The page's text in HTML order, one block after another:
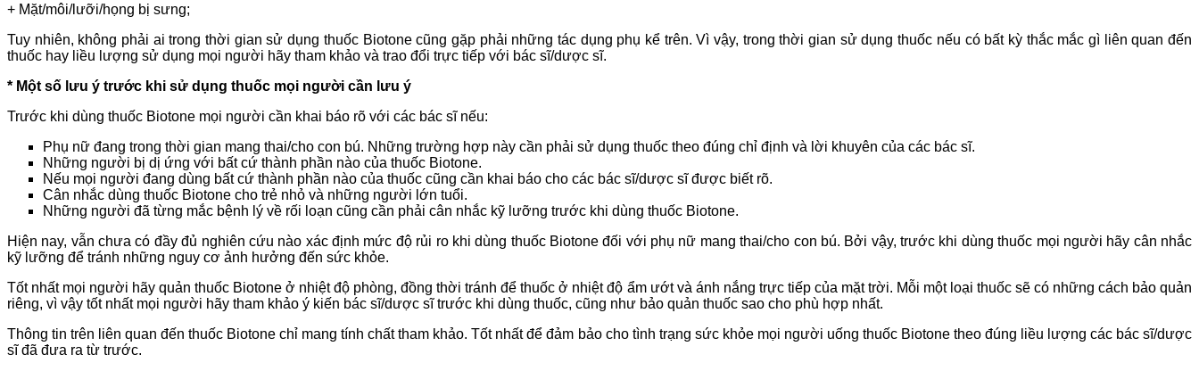
+ Mặt/môi/lưỡi/họng bị sưng;
Tuy nhiên, không phải ai trong thời gian sử dụng thuốc Biotone cũng gặp phải những tác dụng phụ kể trên. Vì vậy, trong thời gian sử dụng thuốc nếu có bất kỳ thắc mắc gì liên quan đến
thuốc hay liều lượng sử dụng mọi người hãy tham khảo và trao đổi trực tiếp với bác sĩ/dược sĩ.
* Một số lưu ý trước khi sử dụng thuốc mọi người cần lưu ý
Trước khi dùng thuốc Biotone mọi người cần khai báo rõ với các bác sĩ nếu:
Phụ nữ đang trong thời gian mang thai/cho con bú. Những trường hợp này cần phải sử dụng thuốc theo đúng chỉ định và lời khuyên của các bác sĩ.
Những người bị dị ứng với bất cứ thành phần nào của thuốc Biotone.
Nếu mọi người đang dùng bất cứ thành phần nào của thuốc cũng cần khai báo cho các bác sĩ/dược sĩ được biết rõ.
Cân nhắc dùng thuốc Biotone cho trẻ nhỏ và những người lớn tuổi.
Những người đã từng mắc bệnh lý về rối loạn cũng cần phải cân nhắc kỹ lưỡng trước khi dùng thuốc Biotone.
Hiện nay, vẫn chưa có đầy đủ nghiên cứu nào xác định mức độ rủi ro khi dùng thuốc Biotone đối với phụ nữ mang thai/cho con bú. Bởi vậy, trước khi dùng thuốc mọi người hãy cân nhắc
kỹ lưỡng để tránh những nguy cơ ảnh hưởng đến sức khỏe.
Tốt nhất mọi người hãy quản thuốc Biotone ở nhiệt độ phòng, đồng thời tránh để thuốc ở nhiệt độ ẩm ướt và ánh nắng trực tiếp của mặt trời. Mỗi một loại thuốc sẽ có những cách bảo quản
riêng, vì vậy tốt nhất mọi người hãy tham khảo ý kiến bác sĩ/dược sĩ trước khi dùng thuốc, cũng như bảo quản thuốc sao cho phù hợp nhất.
Thông tin trên liên quan đến thuốc Biotone chỉ mang tính chất tham khảo. Tốt nhất để đảm bảo cho tình trạng sức khỏe mọi người uống thuốc Biotone theo đúng liều lượng các bác sĩ/dược
sĩ đã đưa ra từ trước.